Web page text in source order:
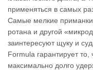
применяться в самых
Самые мелкие
ротана и другой
заинтересуют щуку и
Formula гарантирует
максимально долго